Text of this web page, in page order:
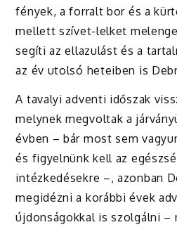
fények, a forralt bor és a
mellett szívet-lelket
segíti az ellazulást és a
az év utolsó heteiben is
A tavalyi adventi időszak
melynek megvoltak a
évben – bár most sem
és figyelnünk kell az
intézkedésekre –, azonban
megidézni a korábbi évek
újdonságokkal is szolgálni –